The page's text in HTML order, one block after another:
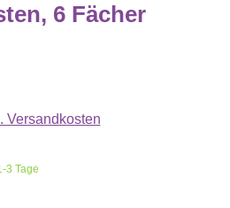
6 Fächer
Versandkosten
3 Tage